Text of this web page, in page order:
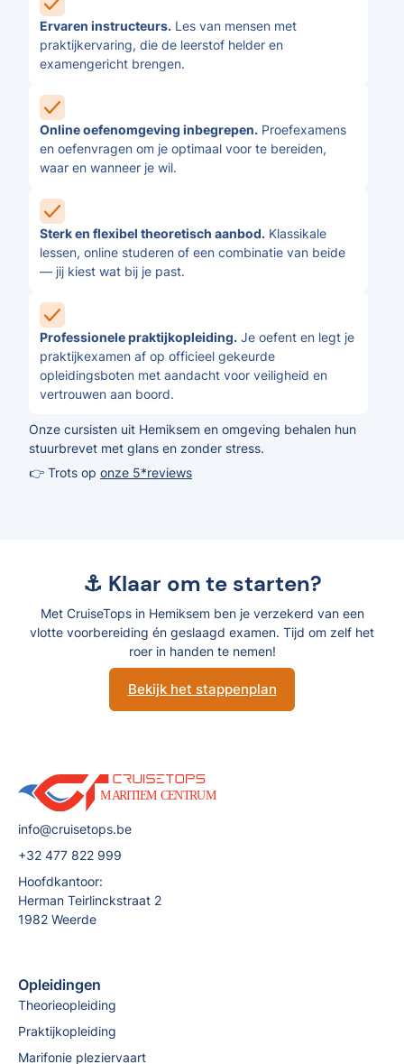
Ervaren instructeurs. Les van mensen met
praktijkervaring, die de leerstof helder en
examengericht brengen.
Online oefenomgeving inbegrepen. Proefexamens
en oefenvragen om je optimaal voor te bereiden,
waar en wanneer je wil.
Sterk en flexibel theoretisch aanbod. Klassikale
lessen, online studeren of een combinatie van beide
— jij kiest wat bij je past.
Professionele praktijkopleiding. Je oefent en legt je
praktijkexamen af op officieel gekeurde
opleidingsboten met aandacht voor veiligheid en
vertrouwen aan boord.
Onze cursisten uit Hemiksem en omgeving behalen hun
stuurbrevet met glans en zonder stress.
👉 Trots op onze 5*reviews
⚓ Klaar om te starten?
Met CruiseTops in Hemiksem ben je verzekerd van een
vlotte voorbereiding én geslaagd examen. Tijd om zelf het
roer in handen te nemen!
Bekijk het stappenplan
info@cruisetops.be
+32 477 822 999
Hoofdkantoor:
Herman Teirlinckstraat 2
1982 Weerde
Opleidingen
Theorieopleiding
Praktijkopleiding
Marifonie pleziervaart